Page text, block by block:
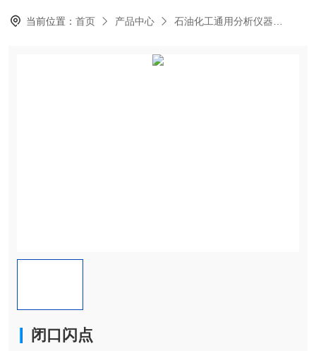
当前位置：首页 产品中心 石油化工通用分析仪器
闭口闪点